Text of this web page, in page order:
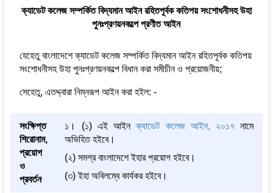
ক্যাডেট কলেজ সম্পর্কিত বিদ্যমান আইন রহিতপূর্বক কতিপয় সংশোধনীসহ উহা
পুনঃপ্রণয়নকল্পে প্রণীত আইন
যেহেতু বাংলাদেশে ক্যাডেট কলেজ সম্পর্কিত বিদ্যমান আইন রহিতপূর্বক কতিপয়
সংশোধনীসহ উহা পুনঃপ্রণয়নকল্পে বিধান করা সমীচীন ও প্রয়োজনীয়;
সেহেতু, এতদ্দ্বারা নিম্নরূপ আইন করা হইল: -
সংক্ষিপ্ত
শিরোনাম,
প্রয়োগ
ও
প্রবর্তন
১। (১) এই আইনক্যাডেট কলেজ আইন, ২০১৭ নামে
অভিহিত হইবে।
(২) সমগ্র বাংলাদেশে ইহার প্রয়োগ হইবে।
(৩) ইহা অবিলম্বে কার্যকর হইবে।